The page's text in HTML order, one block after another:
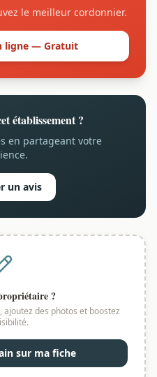
le meilleur cordonnier.
ligne — Gratuit
établissement ?
en partageant votre
un avis
?
des photos et boostez
sur ma fiche